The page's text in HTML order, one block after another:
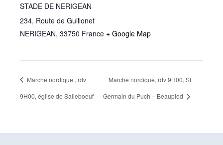
STADE DE NERIGEAN
234, Route de Guillonet
NERIGEAN, 33750 France + Google Map
Marche nordique , rdv
9H00, église de Salleboeuf
Marche nordique, rdv 9H00, St
Germain du Puch – Beaupied